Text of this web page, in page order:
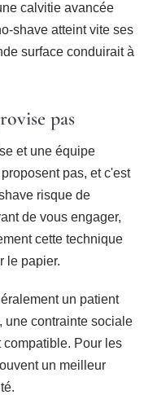
calvitie avancée
shave atteint vite ses
surface conduirait à
pas
et une équipe
pas, et c'est
risque de
de vous engager,
cette technique
le papier.
un patient
une contrainte sociale
Pour les
un meilleur